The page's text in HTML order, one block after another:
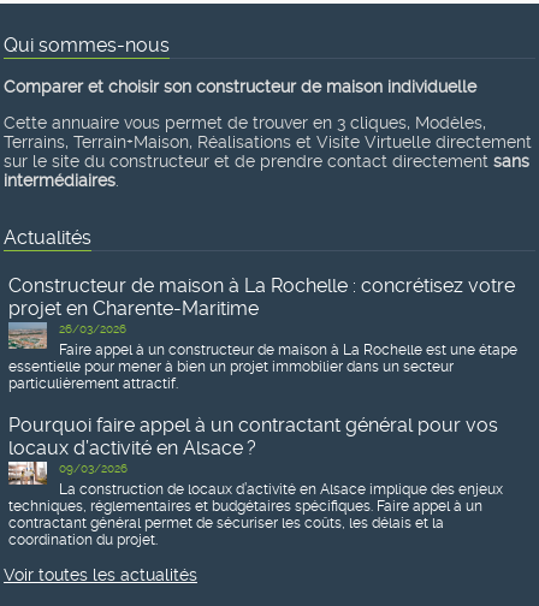
Qui sommes-nous
Comparer et choisir son constructeur de maison individuelle
Cette annuaire vous permet de trouver en 3 cliques, Modèles,
Terrains, Terrain+Maison, Réalisations et Visite Virtuelle directement
sur le site du constructeur et de prendre contact directement sans
intermédiaires
Actualités
Constructeur de maison à La Rochelle : concrétisez votre
projet en Charente-Maritime
26/03/2026
Faire appel à un constructeur de maison à La Rochelle est une étape
essentielle pour mener à bien un projet immobilier dans un secteur
particulièrement attractif.
Pourquoi faire appel à un contractant général pour vos
locaux d’activité en Alsace ?
09/03/2026
La construction de locaux d’activité en Alsace implique des enjeux
techniques, réglementaires et budgétaires spécifiques. Faire appel à un
contractant général permet de sécuriser les coûts, les délais et la
coordination du projet.
Voir toutes les actualités